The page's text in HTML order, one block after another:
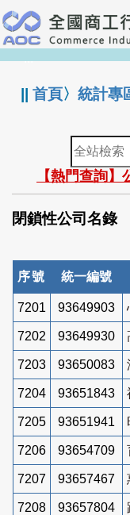
跳
到
主
要
:::
||首頁〉統計專
全
站
檢
索
【熱門查詢
閉鎖性公司名錄
序號 統一編號
7201 93649903
7202 93649930
7203 93650083
7204 93651843
7205 93651941
7206 93654709
7207 93657467
7208 93657804